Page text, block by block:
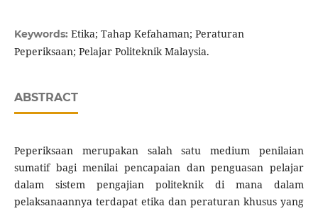
Keywords: Etika; Tahap Kefahaman; Peraturan
Peperiksaan; Pelajar Politeknik Malaysia.
ABSTRACT
Peperiksaan merupakan salah satu medium penilaian
sumatif bagi menilai pencapaian dan penguasan pelajar
dalam sistem pengajian politeknik di mana dalam
pelaksanaannya terdapat etika dan peraturan khusus yang